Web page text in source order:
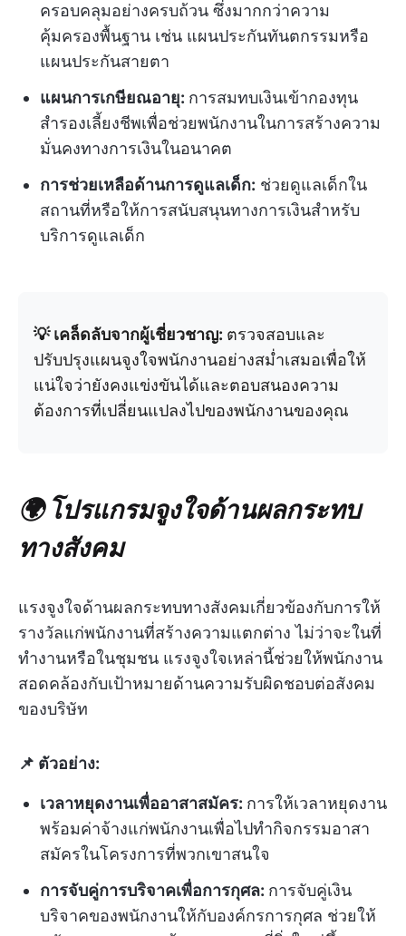
ครอบคลุมอย่างครบถ้วน ซึ่งมากกว่าความ
คุ้มครองพื้นฐาน เช่น แผนประกันทันตกรรมหรือ
แผนประกันสายตา
แผนการเกษียณอายุ: การสมทบเงินเข้ากองทุน
สำรองเลี้ยงชีพเพื่อช่วยพนักงานในการสร้างความ
มั่นคงทางการเงินในอนาคต
การช่วยเหลือด้านการดูแลเด็ก: ช่วยดูแลเด็กใน
สถานที่หรือให้การสนับสนุนทางการเงินสำหรับ
บริการดูแลเด็ก
💡 เคล็ดลับจากผู้เชี่ยวชาญ: ตรวจสอบและ
ปรับปรุงแผนจูงใจพนักงานอย่างสม่ำเสมอเพื่อให้
แน่ใจว่ายังคงแข่งขันได้และตอบสนองความ
ต้องการที่เปลี่ยนแปลงไปของพนักงานของคุณ
🌍 โปรแกรมจูงใจด้านผลกระทบ
ทางสังคม
แรงจูงใจด้านผลกระทบทางสังคมเกี่ยวข้องกับการให้
รางวัลแก่พนักงานที่สร้างความแตกต่าง ไม่ว่าจะในที่
ทำงานหรือในชุมชน แรงจูงใจเหล่านี้ช่วยให้พนักงาน
สอดคล้องกับเป้าหมายด้านความรับผิดชอบต่อสังคม
ของบริษัท
📌 ตัวอย่าง:
เวลาหยุดงานเพื่ออาสาสมัคร: การให้เวลาหยุดงาน
พร้อมค่าจ้างแก่พนักงานเพื่อไปทำกิจกรรมอาสา
สมัครในโครงการที่พวกเขาสนใจ
การจับคู่การบริจาคเพื่อการกุศล: การจับคู่เงิน
บริจาคของพนักงานให้กับองค์กรการกุศล ช่วยให้